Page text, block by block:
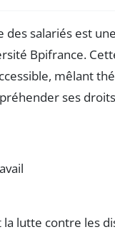
salariés est
Bpifrance.
mêlant
ses
lutte contre les